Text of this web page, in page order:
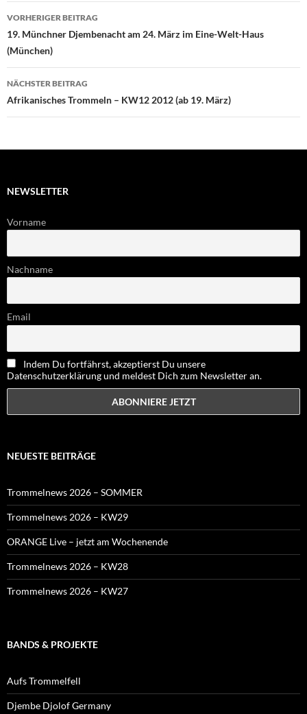
Beitragsnavigation
VORHERIGER BEITRAG
19. Münchner Djembenacht am 24. März im Eine-Welt-Haus
(München)
NÄCHSTER BEITRAG
Afrikanisches Trommeln – KW12 2012 (ab 19. März)
NEWSLETTER
Vorname
Nachname
Email
Indem Du fortfährst, akzeptierst Du unsere
Datenschutzerklärung und meldest Dich zum Newsletter an.
NEUESTE BEITRÄGE
Trommelnews 2026 – SOMMER
Trommelnews 2026 – KW29
ORANGE Live – jetzt am Wochenende
Trommelnews 2026 – KW28
Trommelnews 2026 – KW27
BANDS & PROJEKTE
Aufs Trommelfell
Djembe Djolof Germany